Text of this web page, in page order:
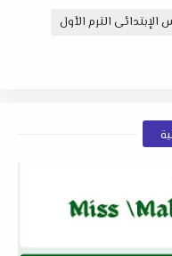
الترم الأول